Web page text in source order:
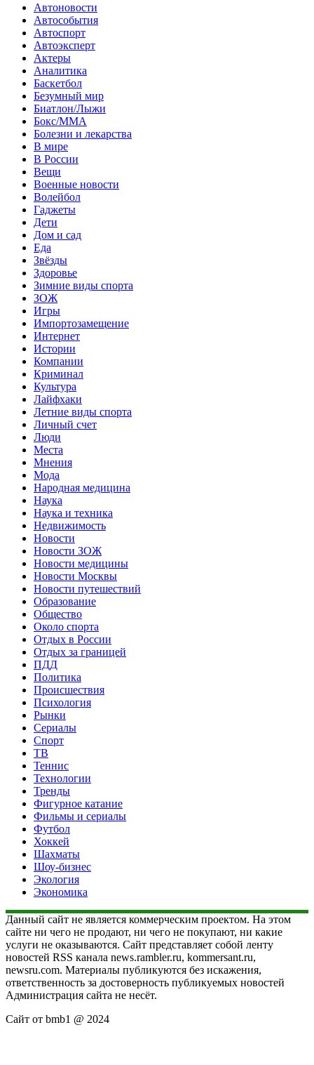
Автоновости
Автособытия
Автоспорт
Автоэксперт
Актеры
Аналитика
Баскетбол
Безумный мир
Биатлон/Лыжи
Бокс/MMA
Болезни и лекарства
В мире
В России
Вещи
Военные новости
Волейбол
Гаджеты
Дети
Дом и сад
Еда
Звёзды
Здоровье
Зимние виды спорта
ЗОЖ
Игры
Импортозамещение
Интернет
Истории
Компании
Криминал
Культура
Лайфхаки
Летние виды спорта
Личный счет
Люди
Места
Мнения
Мода
Народная медицина
Наука
Наука и техника
Недвижимость
Новости
Новости ЗОЖ
Новости медицины
Новости Москвы
Новости путешествий
Образование
Общество
Около спорта
Отдых в России
Отдых за границей
ПДД
Политика
Происшествия
Психология
Рынки
Сериалы
Спорт
ТВ
Теннис
Технологии
Тренды
Фигурное катание
Фильмы и сериалы
Футбол
Хоккей
Шахматы
Шоу-бизнес
Экология
Экономика
Данный сайт не является коммерческим проектом. На этом
сайте ни чего не продают, ни чего не покупают, ни какие
услуги не оказываются. Сайт представляет собой ленту
новостей RSS канала news.rambler.ru, kommersant.ru,
newsru.com. Материалы публикуются без искажения,
ответственность за достоверность публикуемых новостей
Администрация сайта не несёт.
Сайт от bmb1 @ 2024